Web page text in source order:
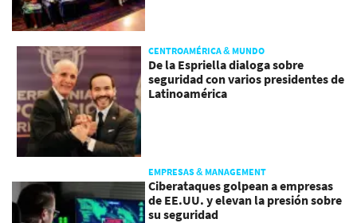
CENTROAMÉRICA & MUNDO
De la Espriella dialoga sobre
seguridad con varios presidentes de
Latinoamérica
EMPRESAS & MANAGEMENT
Ciberataques golpean a empresas
de EE.UU. y elevan la presión sobre
su seguridad